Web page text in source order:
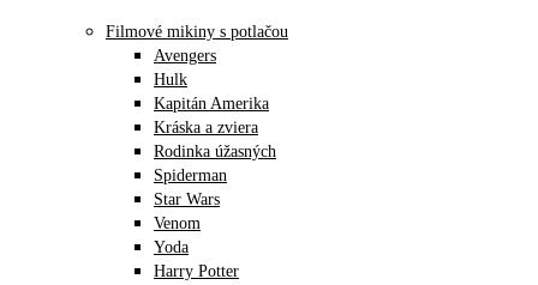
Filmové mikiny s potlačou
Avengers
Hulk
Kapitán Amerika
Kráska a zviera
Rodinka úžasných
Spiderman
Star Wars
Venom
Yoda
Harry Potter